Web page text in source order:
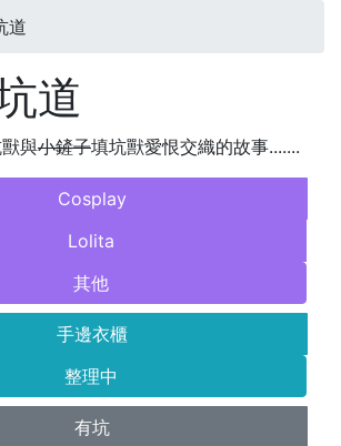
道
道
與小鏟子填坑獸愛恨交織的故事.......
Cosplay
Lolita
其他
手邊衣櫃
整理中
有坑